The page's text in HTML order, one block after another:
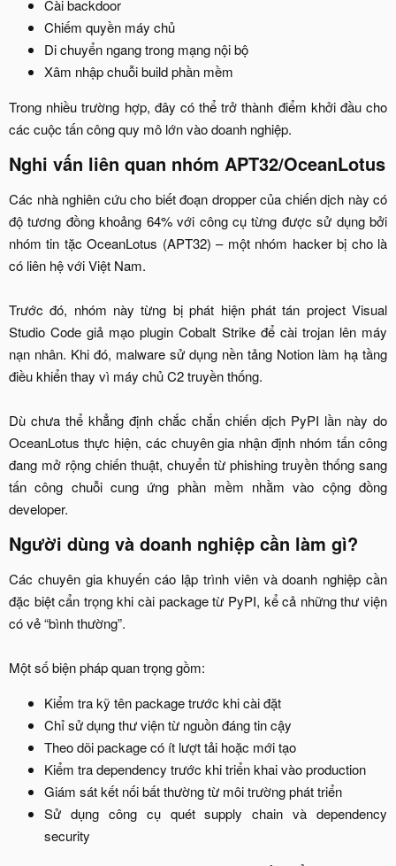
Cài backdoor​
Chiếm quyền máy chủ​
Di chuyển ngang trong mạng nội bộ​
Xâm nhập chuỗi build phần mềm​
Trong nhiều trường hợp, đây có thể trở thành điểm khởi đầu cho
các cuộc tấn công quy mô lớn vào doanh nghiệp.​
Nghi vấn liên quan nhóm APT32/OceanLotus​
Các nhà nghiên cứu cho biết đoạn dropper của chiến dịch này có
độ tương đồng khoảng 64% với công cụ từng được sử dụng bởi
nhóm tin tặc OceanLotus (APT32) – một nhóm hacker bị cho là
có liên hệ với Việt Nam.
Trước đó, nhóm này từng bị phát hiện phát tán project Visual
Studio Code giả mạo plugin Cobalt Strike để cài trojan lên máy
nạn nhân. Khi đó, malware sử dụng nền tảng Notion làm hạ tầng
điều khiển thay vì máy chủ C2 truyền thống.
Dù chưa thể khẳng định chắc chắn chiến dịch PyPI lần này do
OceanLotus thực hiện, các chuyên gia nhận định nhóm tấn công
đang mở rộng chiến thuật, chuyển từ phishing truyền thống sang
tấn công chuỗi cung ứng phần mềm nhằm vào cộng đồng
developer.​
Người dùng và doanh nghiệp cần làm gì?​
Các chuyên gia khuyến cáo lập trình viên và doanh nghiệp cần
đặc biệt cẩn trọng khi cài package từ PyPI, kể cả những thư viện
có vẻ “bình thường”.
Một số biện pháp quan trọng gồm:​
Kiểm tra kỹ tên package trước khi cài đặt​
Chỉ sử dụng thư viện từ nguồn đáng tin cậy​
Theo dõi package có ít lượt tải hoặc mới tạo​
Kiểm tra dependency trước khi triển khai vào production​
Giám sát kết nối bất thường từ môi trường phát triển​
Sử dụng công cụ quét supply chain và dependency
security​